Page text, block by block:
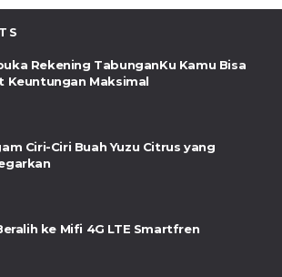
Rekening TabunganKu Kamu Bisa
Keuntungan Maksimal
Ciri-Ciri Buah Yuzu Citrus yang
ke Mifi 4G LTE Smartfren